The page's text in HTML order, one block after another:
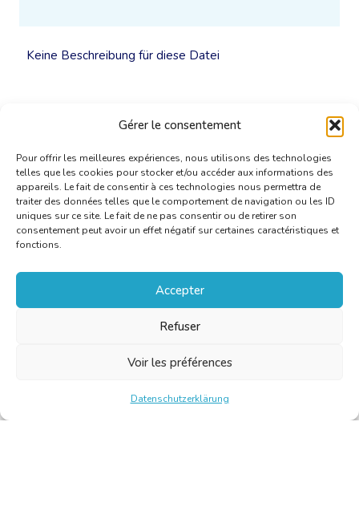
Gérer le consentement
Pour offrir les meilleures expériences, nous utilisons des technologies
telles que les cookies pour stocker et/ou accéder aux informations des
appareils. Le fait de consentir à ces technologies nous permettra de
traiter des données telles que le comportement de navigation ou les ID
uniques sur ce site. Le fait de ne pas consentir ou de retirer son
consentement peut avoir un effet négatif sur certaines caractéristiques et
fonctions.
Accepter
Refuser
Voir les préférences
Datenschutzerklärung
Keine Beschreibung für diese Datei